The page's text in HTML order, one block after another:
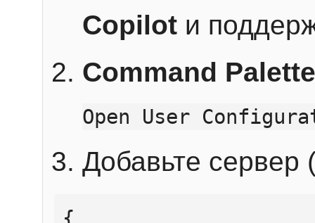
Copilot и
Command Palette
Open User
Добавьте сервер
{